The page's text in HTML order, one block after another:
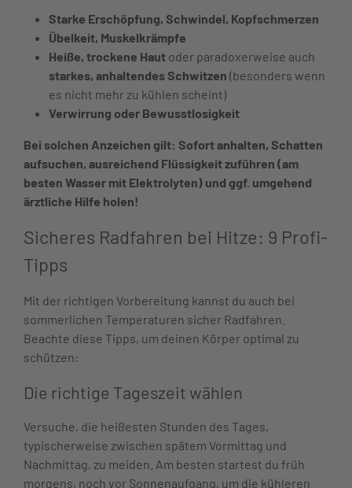
Starke Erschöpfung, Schwindel, Kopfschmerzen
Übelkeit, Muskelkrämpfe
Heiße, trockene Haut oder paradoxerweise auch
starkes, anhaltendes Schwitzen (besonders wenn
es nicht mehr zu kühlen scheint)
Verwirrung oder Bewusstlosigkeit
Bei solchen Anzeichen gilt: Sofort anhalten, Schatten
aufsuchen, ausreichend Flüssigkeit zuführen (am
besten Wasser mit Elektrolyten) und ggf. umgehend
ärztliche Hilfe holen!
Sicheres Radfahren bei Hitze: 9 Profi-
Tipps
Mit der richtigen Vorbereitung kannst du auch bei
sommerlichen Temperaturen sicher Radfahren.
Beachte diese Tipps, um deinen Körper optimal zu
schützen:
Die richtige Tageszeit wählen
Versuche, die heißesten Stunden des Tages,
typischerweise zwischen spätem Vormittag und
Nachmittag, zu meiden. Am besten startest du früh
morgens, noch vor Sonnenaufgang, um die kühleren